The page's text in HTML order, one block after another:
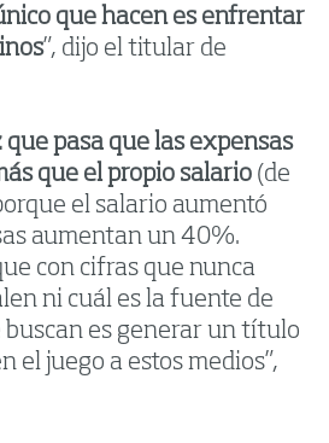
que hacen es enfrentar
”, dijo el titular de
que pasa que las expensas
que el propio salario (de
el salario aumentó
aumentan un 40%.
con cifras que nunca
ni cuál es la fuente de
buscan es generar un título
el juego a estos medios”,